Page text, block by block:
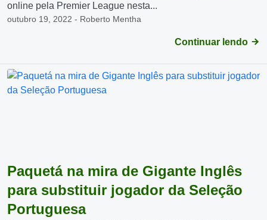
online pela Premier League nesta...
outubro 19, 2022 - Roberto Mentha
Continuar lendo
Paquetá na mira de Gigante Inglês
para substituir jogador da Seleção
Portuguesa